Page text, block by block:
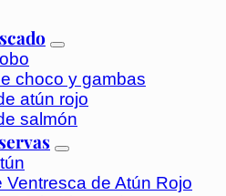
choco y gambas
atún rojo
salmón
Ventresca de Atún Rojo